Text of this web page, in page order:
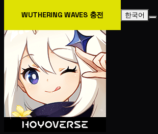
WUTHERING WAVES 충전 한국어